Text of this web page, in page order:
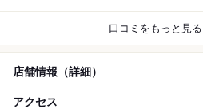
口コミをもっと見る
店舗情報（詳細）
アクセス